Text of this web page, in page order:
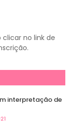
no link de
interpretação de